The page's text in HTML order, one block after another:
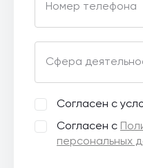
Номер телефона
Сфера
Согласен с
Согласен с
персональных